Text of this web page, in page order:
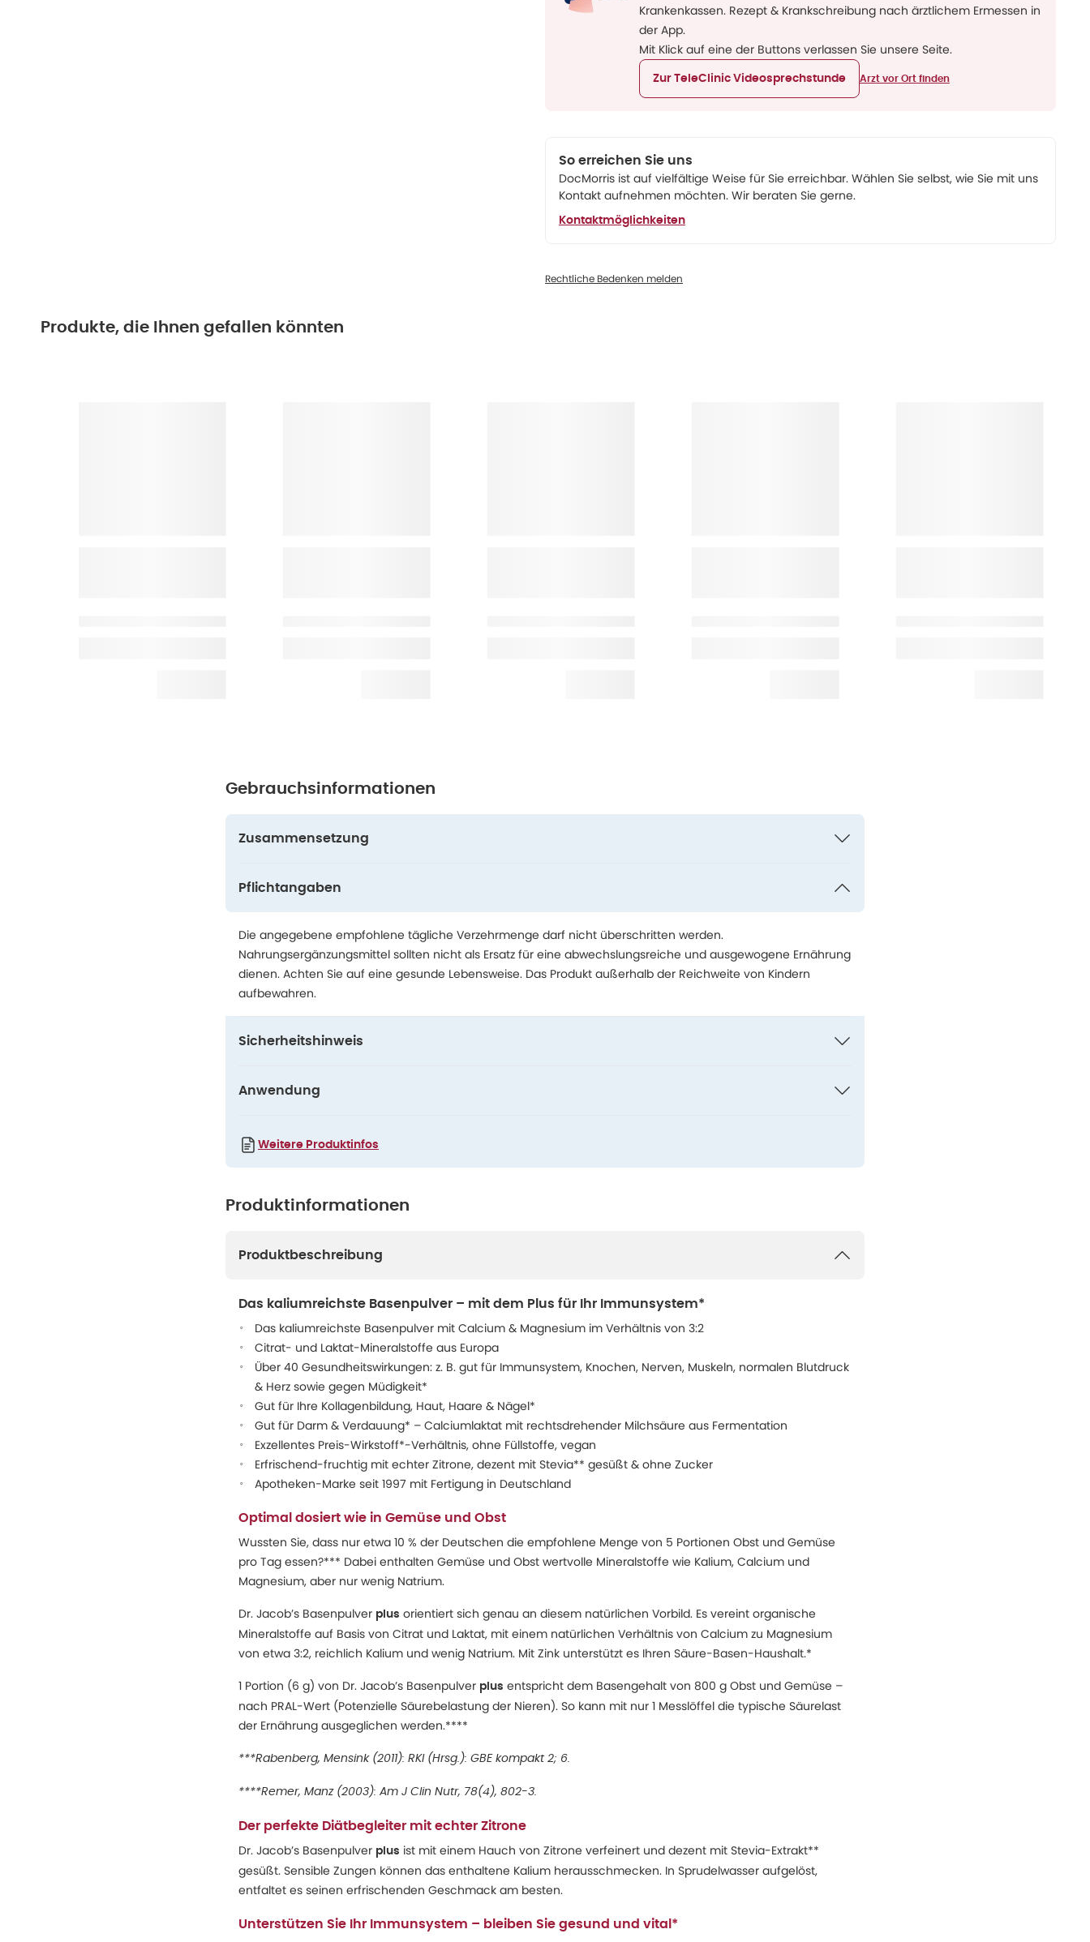
Krankenkassen. Rezept & Krankschreibung nach ärztlichem Ermessen in
der App.
Mit Klick auf eine der Buttons verlassen Sie unsere Seite.
Zur TeleClinic Videosprechstunde Arzt vor Ort finden
So erreichen Sie uns
DocMorris ist auf vielfältige Weise für Sie erreichbar. Wählen Sie selbst, wie Sie mit uns
Kontakt aufnehmen möchten. Wir beraten Sie gerne.
Kontaktmöglichkeiten
Rechtliche Bedenken melden
Produkte, die Ihnen gefallen könnten
Gebrauchsinformationen
Zusammensetzung
Pflichtangaben
Die angegebene empfohlene tägliche Verzehrmenge darf nicht überschritten werden.
Nahrungsergänzungsmittel sollten nicht als Ersatz für eine abwechslungsreiche und ausgewogene Ernährung
dienen. Achten Sie auf eine gesunde Lebensweise. Das Produkt außerhalb der Reichweite von Kindern
aufbewahren.
Sicherheitshinweis
Anwendung
Weitere Produktinfos
Produktinformationen
Produktbeschreibung
Das kaliumreichste Basenpulver – mit dem Plus für Ihr Immunsystem*
Das kaliumreichste Basenpulver mit Calcium & Magnesium im Verhältnis von 3:2
Citrat- und Laktat-Mineralstoffe aus Europa
Über 40 Gesundheitswirkungen: z. B. gut für Immunsystem, Knochen, Nerven, Muskeln, normalen Blutdruck
& Herz sowie gegen Müdigkeit*
Gut für Ihre Kollagenbildung, Haut, Haare & Nägel*
Gut für Darm & Verdauung* – Calciumlaktat mit rechtsdrehender Milchsäure aus Fermentation
Exzellentes Preis-Wirkstoff*-Verhältnis, ohne Füllstoffe, vegan
Erfrischend-fruchtig mit echter Zitrone, dezent mit Stevia** gesüßt & ohne Zucker
Apotheken-Marke seit 1997 mit Fertigung in Deutschland
Optimal dosiert wie in Gemüse und Obst
Wussten Sie, dass nur etwa 10 % der Deutschen die empfohlene Menge von 5 Portionen Obst und Gemüse
pro Tag essen?*** Dabei enthalten Gemüse und Obst wertvolle Mineralstoffe wie Kalium, Calcium und
Magnesium, aber nur wenig Natrium.
Dr. Jacob’s Basenpulver plus orientiert sich genau an diesem natürlichen Vorbild. Es vereint organische
Mineralstoffe auf Basis von Citrat und Laktat, mit einem natürlichen Verhältnis von Calcium zu Magnesium
von etwa 3:2, reichlich Kalium und wenig Natrium. Mit Zink unterstützt es Ihren Säure-Basen-Haushalt.*
1 Portion (6 g) von Dr. Jacob’s Basenpulver plus entspricht dem Basengehalt von 800 g Obst und Gemüse –
nach PRAL-Wert (Potenzielle Säurebelastung der Nieren). So kann mit nur 1 Messlöffel die typische Säurelast
der Ernährung ausgeglichen werden.****
***Rabenberg, Mensink (2011): RKI (Hrsg.): GBE kompakt 2; 6.
****Remer, Manz (2003): Am J Clin Nutr, 78(4), 802-3.
Der perfekte Diätbegleiter mit echter Zitrone
Dr. Jacob’s Basenpulver plus ist mit einem Hauch von Zitrone verfeinert und dezent mit Stevia-Extrakt**
gesüßt. Sensible Zungen können das enthaltene Kalium herausschmecken. In Sprudelwasser aufgelöst,
entfaltet es seinen erfrischenden Geschmack am besten.
Unterstützen Sie Ihr Immunsystem – bleiben Sie gesund und vital*